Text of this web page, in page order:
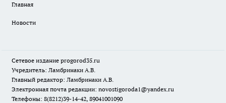
Главная
Новости
Сетевое издание progorod35.ru
Учредитель: Ламбринаки А.В.
Главный редактор: Ламбринаки А.В.
Электронная почта редакции: novostigoroda1@yandex.ru
Телефоны: 8(8212)39-14-42, 89041001090